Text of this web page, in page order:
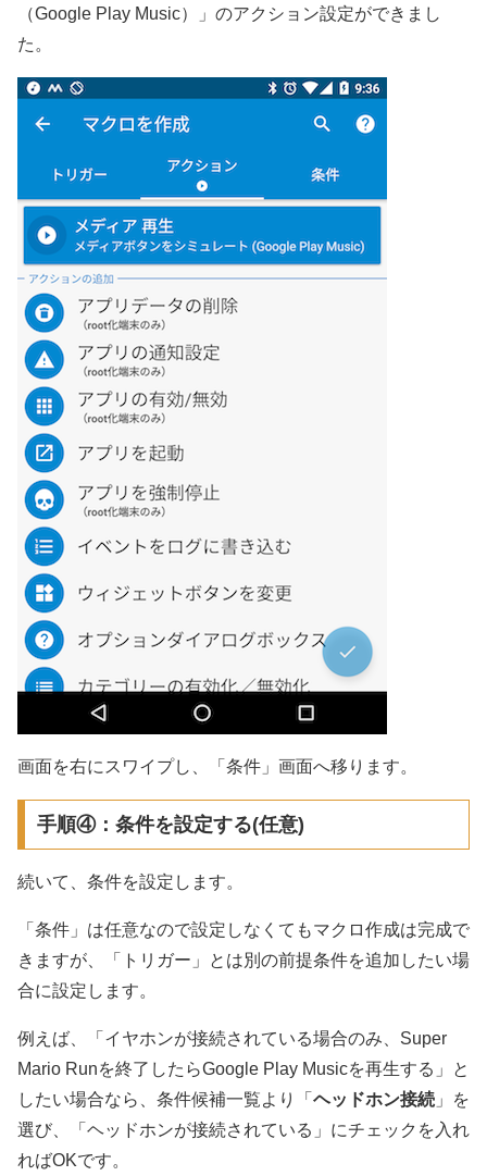
（Google Play Music）」のアクション設定ができまし
た。
画面を右にスワイプし、「条件」画面へ移ります。
手順④：条件を設定する(任意)
続いて、条件を設定します。
「条件」は任意なので設定しなくてもマクロ作成は完成で
きますが、「トリガー」とは別の前提条件を追加したい場
合に設定します。
例えば、「イヤホンが接続されている場合のみ、Super
Mario Runを終了したらGoogle Play Musicを再生する」と
したい場合なら、条件候補一覧より「 ヘッドホン接続 」を
選び、「ヘッドホンが接続されている」にチェックを入れ
ればOKです。